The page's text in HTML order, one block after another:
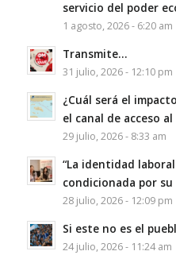
servicio del poder
1 agosto, 2026 - 6:20 am
Transmite…
31 julio, 2026 - 12:10 pm
¿Cuál será el
el canal de acceso
29 julio, 2026 - 8:33 am
“La identidad
condicionada por su
28 julio, 2026 - 12:09 pm
Si este no es el
24 julio, 2026 - 11:24 am